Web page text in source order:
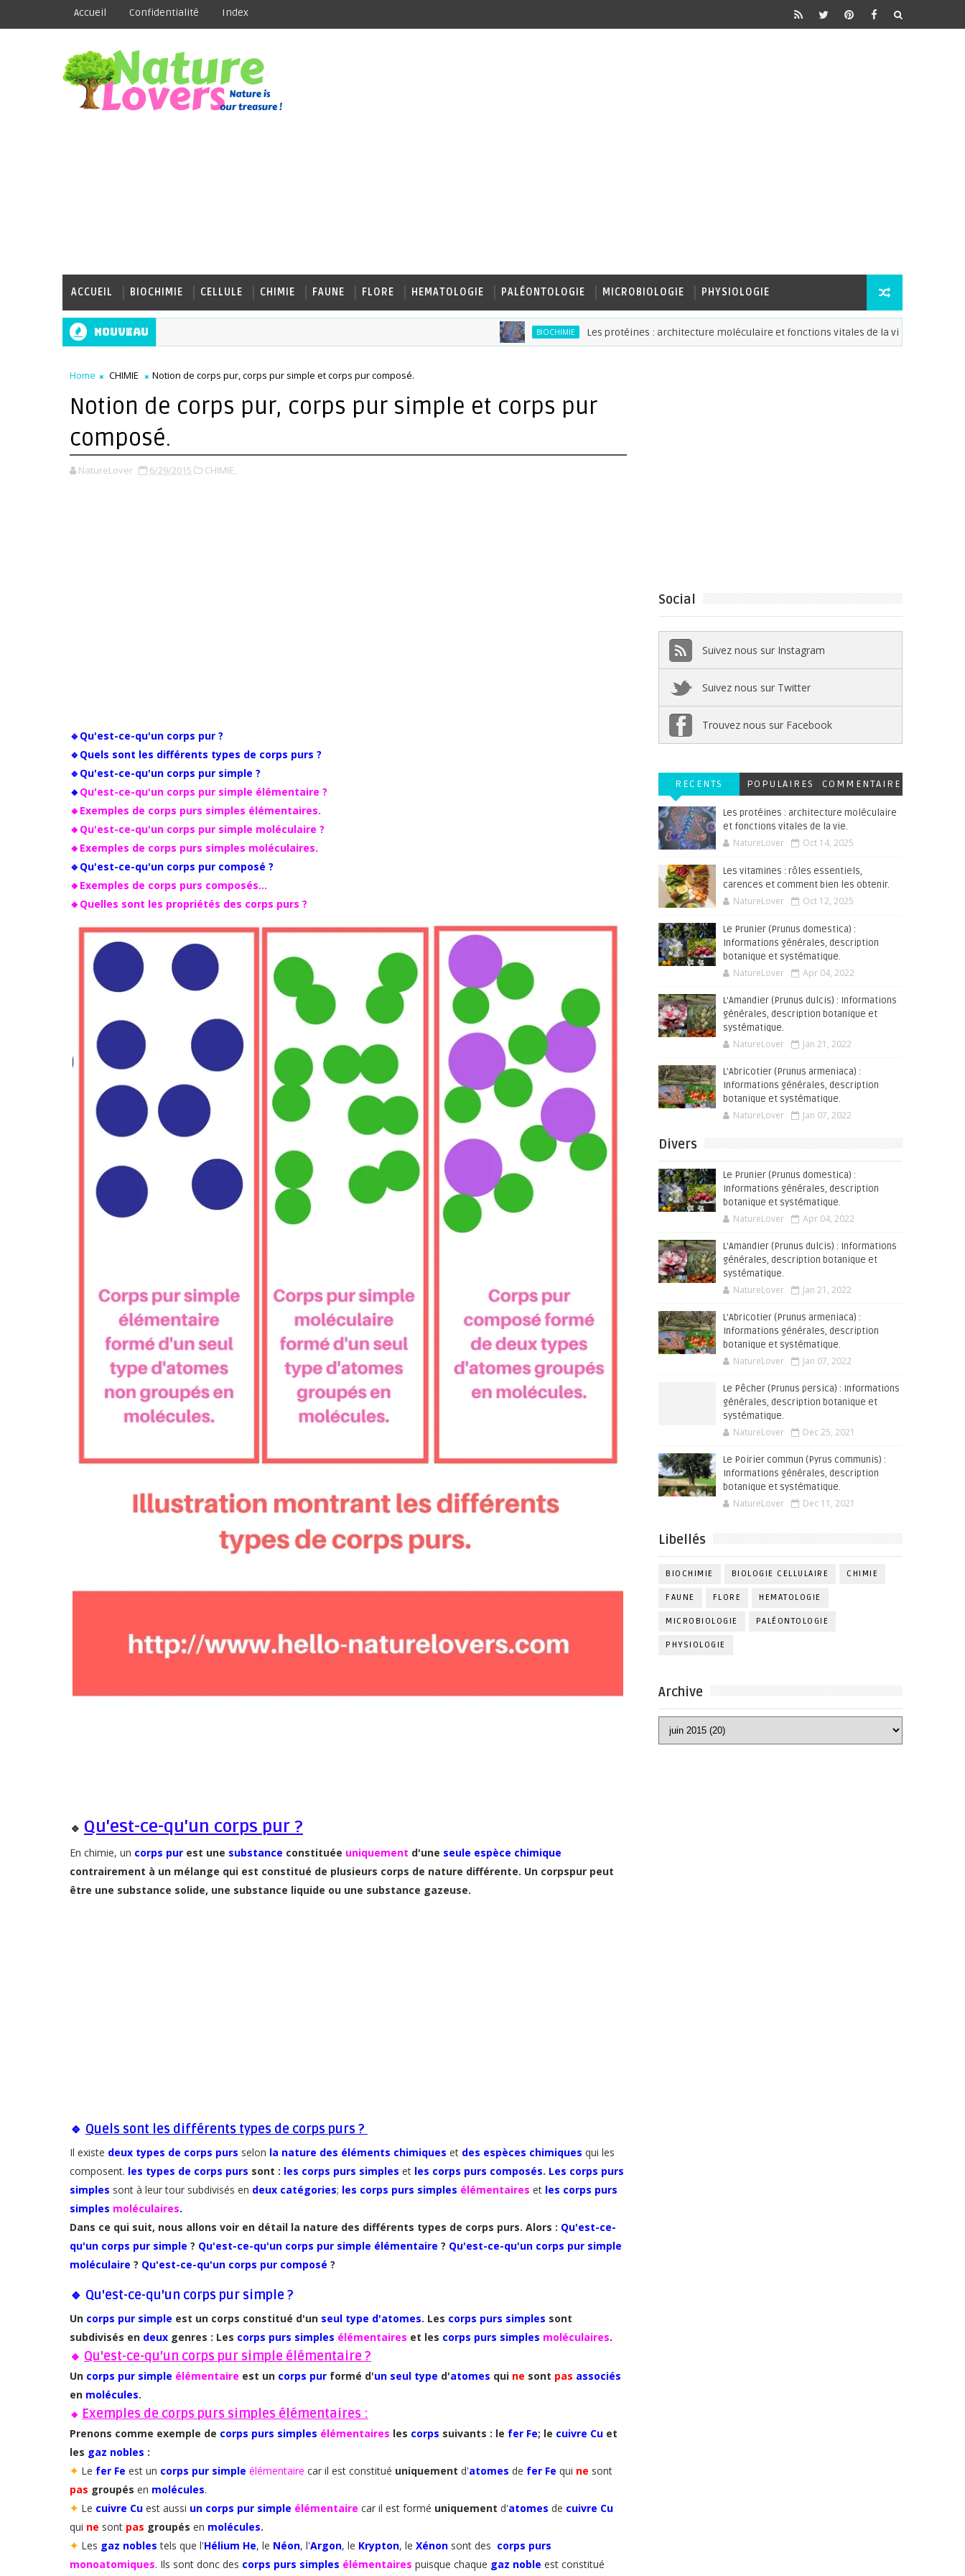
Accueil Confidentialité Index
ACCUEIL BIOCHIMIE CELLULE CHIMIE FAUNE FLORE HEMATOLOGIE PALÉONTOLOGIE MICROBIOLOGIE PHYSIOLOGIE
NOUVEAU BIOCHIMIE Les protéines : architecture moléculaire et fonctions vitales de la vie.
Home CHIMIE Notion de corps pur, corps pur simple et corps pur composé.
Notion de corps pur, corps pur simple et corps pur
composé.
NatureLover 6/29/2015 CHIMIE,
🔹Qu'est-ce-qu'un corps pur ?
🔹Quels sont les différents types de corps purs ?
🔹Qu'est-ce-qu'un corps pur simple ?
🔸 Qu'est-ce-qu'un corps pur simple élémentaire ?
🔸Exemples de corps purs simples élémentaires.
🔸Qu'est-ce-qu'un corps pur simple moléculaire ?
🔸Exemples de corps purs simples moléculaires.
🔹Qu'est-ce-qu'un corps pur composé ?
🔸Exemples de corps purs composés...
🔸Quelles sont les propriétés des corps purs ?
🔹 Qu'est-ce-qu'un corps pur ?
En chimie, un corps pur est une substance constituée uniquement d'une seule espèce chimique
contrairement à un mélange qui est constitué de plusieurs corps de nature différente. Un corpspur peut
être une substance solide, une substance liquide ou une substance gazeuse.
🔹 Quels sont les différents types de corps purs ?
Il existe deux types de corps purs selon la nature des éléments chimiques et des espèces chimiques qui les
composent. les types de corps purs sont : les corps purs simples et les corps purs composés. Les corps purs
simples sont à leur tour subdivisés en deux catégories; les corps purs simples élémentaires et les corps purs
simples moléculaires.
Dans ce qui suit, nous allons voir en détail la nature des différents types de corps purs. Alors : Qu'est-ce-
qu'un corps pur simple ? Qu'est-ce-qu'un corps pur simple élémentaire ? Qu'est-ce-qu'un corps pur simple
moléculaire ? Qu'est-ce-qu'un corps pur composé ?
🔹 Qu'est-ce-qu'un corps pur simple ?
Un corps pur simple est un corps constitué d'un seul type d'atomes. Les corps purs simples sont
subdivisés en deux genres : Les corps purs simples élémentaires et les corps purs simples moléculaires.
🔸 Qu'est-ce-qu'un corps pur simple élémentaire ?
Un corps pur simple élémentaire est un corps pur formé d'un seul type d'atomes qui ne sont pas associés
en molécules.
🔸 Exemples de corps purs simples élémentaires :
Prenons comme exemple de corps purs simples élémentaires les corps suivants : le fer Fe; le cuivre Cu et
les gaz nobles :
✦ Le fer Fe est un corps pur simple élémentaire car il est constitué uniquement d'atomes de fer Fe qui ne sont
pas groupés en molécules.
✦ Le cuivre Cu est aussi un corps pur simple élémentaire car il est formé uniquement d'atomes de cuivre Cu
qui ne sont pas groupés en molécules.
✦ Les gaz nobles tels que l'Hélium He, le Néon, l'Argon, le Krypton, le Xénon sont des corps purs
monoatomiques. Ils sont donc des corps purs simples élémentaires puisque chaque gaz noble est constitué
Social
Suivez nous sur Instagram
Suivez nous sur Twitter
Trouvez nous sur Facebook
RECENTS POPULAIRES
COMMENTAIRE
S
Les protéines : architecture moléculaire
et fonctions vitales de la vie.
NatureLover Oct 14, 2025
Les vitamines : rôles essentiels,
carences et comment bien les obtenir.
NatureLover Oct 12, 2025
Le Prunier (Prunus domestica) :
Informations générales, description
botanique et systématique.
NatureLover Apr 04, 2022
L'Amandier (Prunus dulcis) : Informations
générales, description botanique et
systématique.
NatureLover Jan 21, 2022
L'Abricotier (Prunus armeniaca) :
Informations générales, description
botanique et systématique.
NatureLover Jan 07, 2022
Divers
Le Prunier (Prunus domestica) :
Informations générales, description
botanique et systématique.
NatureLover Apr 04, 2022
L'Amandier (Prunus dulcis) : Informations
générales, description botanique et
systématique.
NatureLover Jan 21, 2022
L'Abricotier (Prunus armeniaca) :
Informations générales, description
botanique et systématique.
NatureLover Jan 07, 2022
Le Pêcher (Prunus persica) : Informations
générales, description botanique et
systématique.
NatureLover Dec 25, 2021
Le Poirier commun (Pyrus communis) :
Informations générales, description
botanique et systématique.
NatureLover Dec 11, 2021
Libellés
BIOCHIMIE BIOLOGIE CELLULAIRE CHIMIE
FAUNE FLORE HEMATOLOGIE
MICROBIOLOGIE PALÉONTOLOGIE
PHYSIOLOGIE
Archive